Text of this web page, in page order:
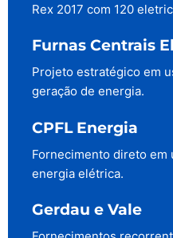
Rex 2017 com 120
Furnas Centrais
Projeto estratégico em
geração de energia.
CPFL Energia
Fornecimento direto em
energia elétrica.
Gerdau e Vale